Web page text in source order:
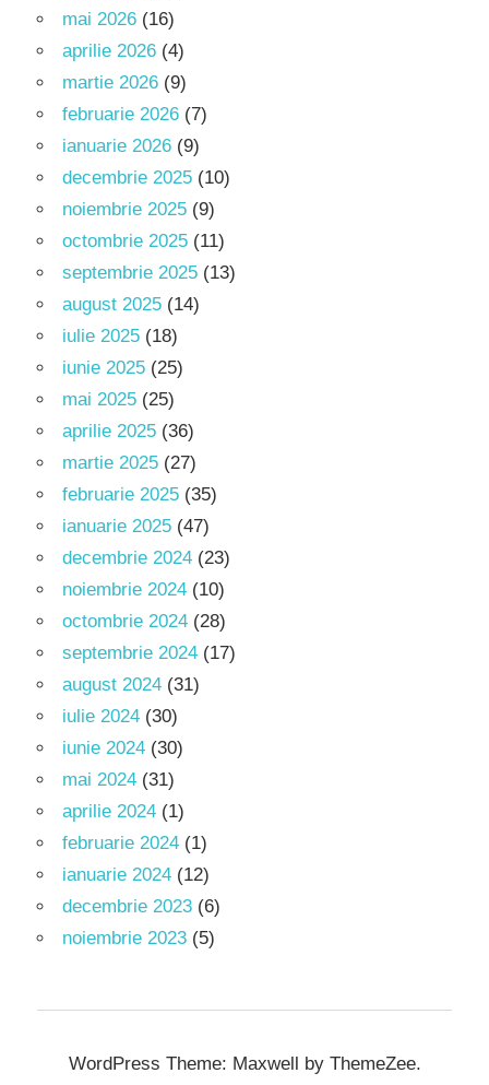
mai 2026 (16)
aprilie 2026 (4)
martie 2026 (9)
februarie 2026 (7)
ianuarie 2026 (9)
decembrie 2025 (10)
noiembrie 2025 (9)
octombrie 2025 (11)
septembrie 2025 (13)
august 2025 (14)
iulie 2025 (18)
iunie 2025 (25)
mai 2025 (25)
aprilie 2025 (36)
martie 2025 (27)
februarie 2025 (35)
ianuarie 2025 (47)
decembrie 2024 (23)
noiembrie 2024 (10)
octombrie 2024 (28)
septembrie 2024 (17)
august 2024 (31)
iulie 2024 (30)
iunie 2024 (30)
mai 2024 (31)
aprilie 2024 (1)
februarie 2024 (1)
ianuarie 2024 (12)
decembrie 2023 (6)
noiembrie 2023 (5)
WordPress Theme: Maxwell by ThemeZee.